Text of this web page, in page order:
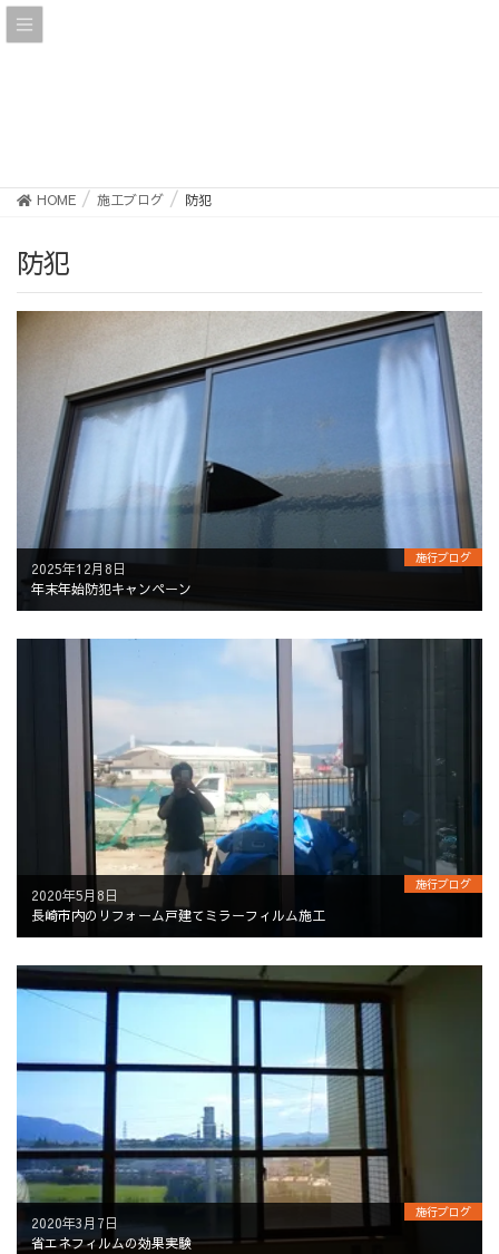
HOME 施工ブログ 防犯
防犯
2025年12月8日
施行ブログ
年末年始防犯キャンペーン
2020年5月8日
施行ブログ
長崎市内のリフォーム戸建てミラーフィルム施工
2020年3月7日
施行ブログ
省エネフィルムの効果実験